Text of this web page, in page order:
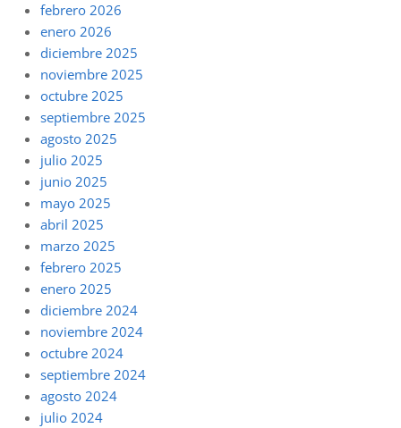
febrero 2026
enero 2026
diciembre 2025
noviembre 2025
octubre 2025
septiembre 2025
agosto 2025
julio 2025
junio 2025
mayo 2025
abril 2025
marzo 2025
febrero 2025
enero 2025
diciembre 2024
noviembre 2024
octubre 2024
septiembre 2024
agosto 2024
julio 2024